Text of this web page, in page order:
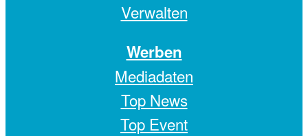
Verwalten
Werben
Mediadaten
Top News
Top Event